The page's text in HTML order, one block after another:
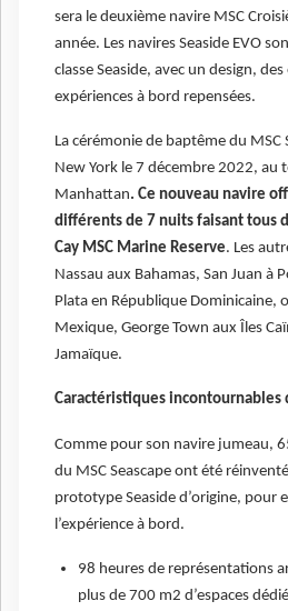
sera le deuxième navire MSC
année. Les navires Seaside EVO
classe Seaside, avec un design,
expériences à bord repensées.
La cérémonie de baptême du MSC
New York le 7 décembre 2022, au
Manhattan. Ce nouveau navire
différents de 7 nuits faisant tous
Cay MSC Marine Reserve. Les
Nassau aux Bahamas, San Juan à
Plata en République Dominicaine,
Mexique, George Town aux Îles
Jamaïque.
Caractéristiques incontournables
Comme pour son navire jumeau,
du MSC Seascape ont été
prototype Seaside d’origine, pour
l’expérience à bord.
98 heures de représentations
plus de 700 m2 d’espaces